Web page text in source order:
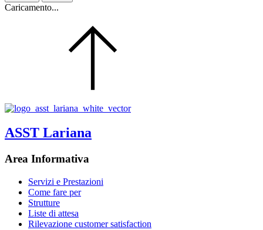
Caricamento...
ASST Lariana
Area Informativa
Servizi e Prestazioni
Come fare per
Strutture
Liste di attesa
Rilevazione customer satisfaction